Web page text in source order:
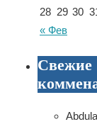
« Фев
28 29 30
Свежие